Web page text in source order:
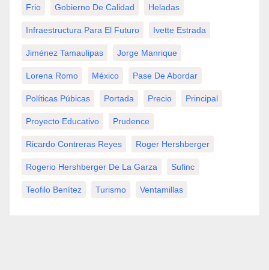
Frio Gobierno De Calidad Heladas
Infraestructura Para El Futuro Ivette Estrada
Jiménez Tamaulipas Jorge Manrique
Lorena Romo México Pase De Abordar
Políticas Púbicas Portada Precio Principal
Proyecto Educativo Prudence
Ricardo Contreras Reyes Roger Hershberger
Rogerio Hershberger De La Garza Sufinc
Teofilo Benítez Turismo Ventamillas